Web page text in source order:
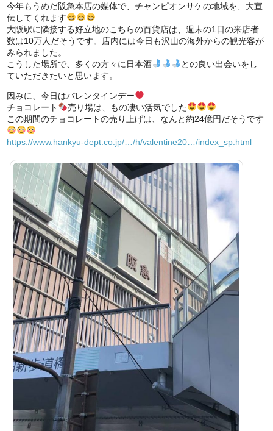
今年もうめだ阪急本店の媒体で、チャンピオンサケの地域を、大宣
伝してくれます
大阪駅に隣接する好立地のこちらの百貨店は、週末の1日の来店者
数は10万人だそうです。店内には今日も沢山の海外からの観光客が
みられました。
こうした場所で、多くの方々に日本酒
との良い出会いをし
ていただきたいと思います。
因みに、今日はバレンタインデー
チョコレート
売り場は、もの凄い活気でした
この期間のチョコレートの売り上げは、なんと約24億円だそうです
https://www.hankyu-dept.co.jp/…/h/valentine20…/index_sp.html